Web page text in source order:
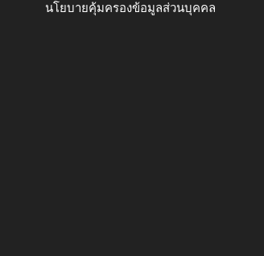
นโยบายคุ้มครองข้อมูลส่วนบุคคล